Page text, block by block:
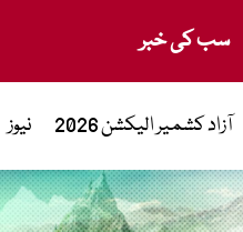
سب کی خبر
آزاد کشمیر الیکشن 2026 نیوز